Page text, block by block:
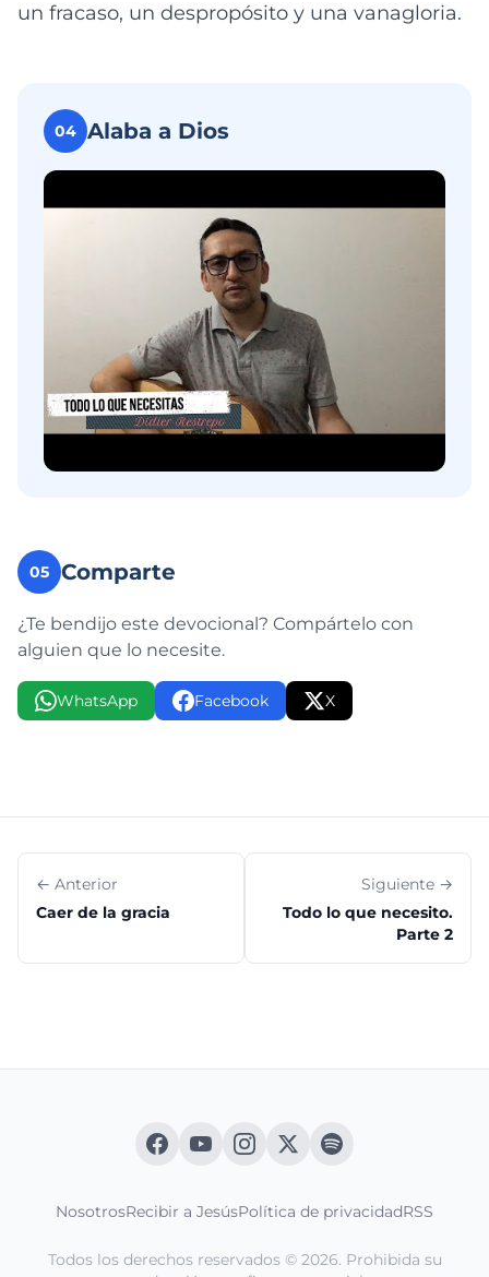
un fracaso, un despropósito y una vanagloria.
04 Alaba a Dios
05 Comparte
¿Te bendijo este devocional? Compártelo con
alguien que lo necesite.
WhatsApp Facebook X
← Anterior
Caer de la gracia
Siguiente →
Todo lo que necesito.
Parte 2
NosotrosRecibir a JesúsPolítica de privacidadRSS
Todos los derechos reservados © 2026. Prohibida su